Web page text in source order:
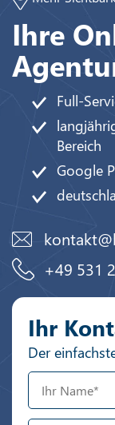
Ihre
Full-
Bereich
Google
+49 531
Ihr
Der